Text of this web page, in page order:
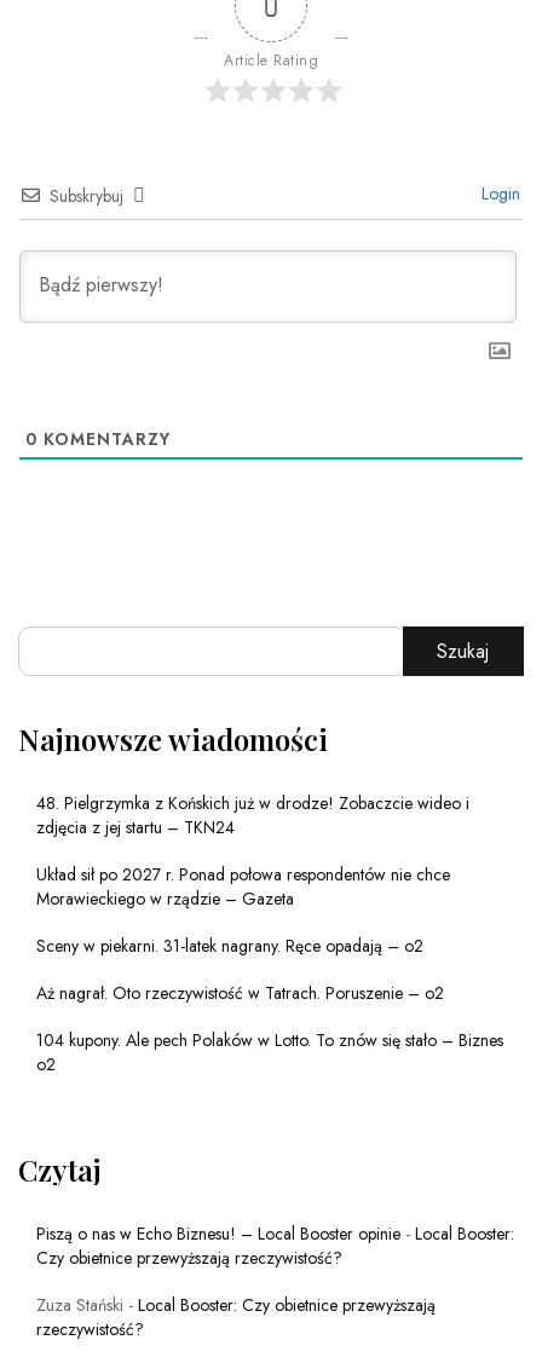
Article Rating
Subskrybuj Login
0 KOMENTARZY
Szukaj
Najnowsze wiadomości
48. Pielgrzymka z Końskich już w drodze! Zobaczcie wideo i
zdjęcia z jej startu – TKN24
Układ sił po 2027 r. Ponad połowa respondentów nie chce
Morawieckiego w rządzie – Gazeta
Sceny w piekarni. 31-latek nagrany. Ręce opadają – o2
Aż nagrał. Oto rzeczywistość w Tatrach. Poruszenie – o2
104 kupony. Ale pech Polaków w Lotto. To znów się stało – Biznes
o2
Czytaj
Piszą o nas w Echo Biznesu! – Local Booster opinie - Local Booster:
Czy obietnice przewyższają rzeczywistość?
Zuza Stański - Local Booster: Czy obietnice przewyższają
rzeczywistość?